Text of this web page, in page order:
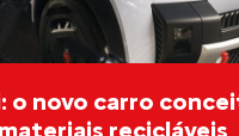
o novo carro
recicláveis